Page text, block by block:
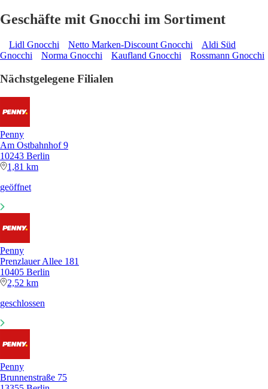
Geschäfte mit Gnocchi im Sortiment
Lidl Gnocchi Netto Marken-Discount Gnocchi
Aldi Süd
Gnocchi
Norma Gnocchi Kaufland Gnocchi Rossmann Gnocchi
Nächstgelegene Filialen
Penny
Am Ostbahnhof 9
10243 Berlin
1,81 km
geöffnet
Penny
Prenzlauer Allee 181
10405 Berlin
2,52 km
geschlossen
Penny
Brunnenstraße 75